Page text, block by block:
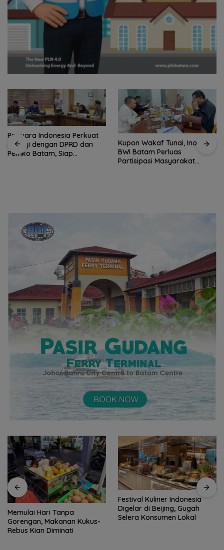
Perwara Indonesia Perkuat
Sinergi dengan DPRD dan
Pemko Batam, Siap
Kupon Wakaf Tunai, Inovasi
BWI Batam Perluas
Partisipasi Masyarakat
Memulai Hari Tanpa
Gorengan, Makanan Kukus-
Rebus Kian Diminati
Festival Kuliner Indonesia
Digelar di Beijing, Gugah
Selera Konsumen Lokal